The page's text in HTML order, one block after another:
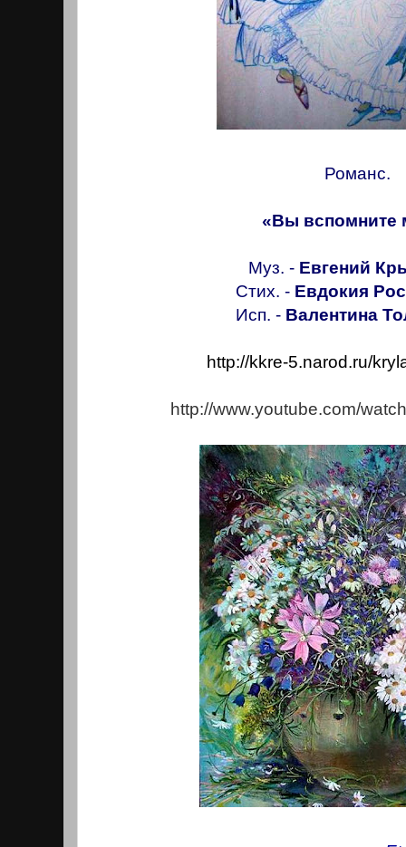
Романс.
«Вы вспомните
Муз. - Евгений
Стих. - Евдокия
Исп. - Валентина
http://kkre-5.narod.ru/
http://www.youtube.com/